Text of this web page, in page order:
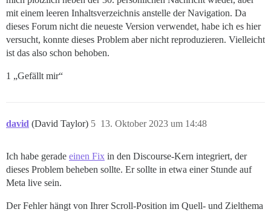
mit einem leeren Inhaltsverzeichnis anstelle der Navigation. Da
dieses Forum nicht die neueste Version verwendet, habe ich es hier
versucht, konnte dieses Problem aber nicht reproduzieren. Vielleicht
ist das also schon behoben.
1 „Gefällt mir“
david (David Taylor) 13. Oktober 2023 um 14:48
5
Ich habe gerade einen Fix in den Discourse-Kern integriert, der
dieses Problem beheben sollte. Er sollte in etwa einer Stunde auf
Meta live sein.
Der Fehler hängt von Ihrer Scroll-Position im Quell- und Zielthema